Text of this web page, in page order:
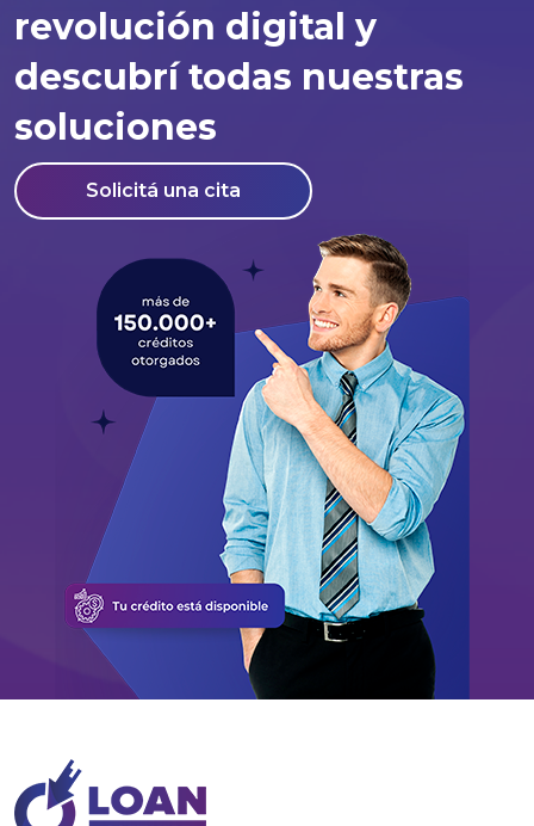
revolución digital y
descubrí todas nuestras
soluciones
Solicitá una cita